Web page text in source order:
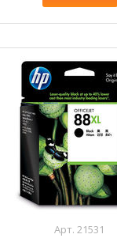
Арт. 21531